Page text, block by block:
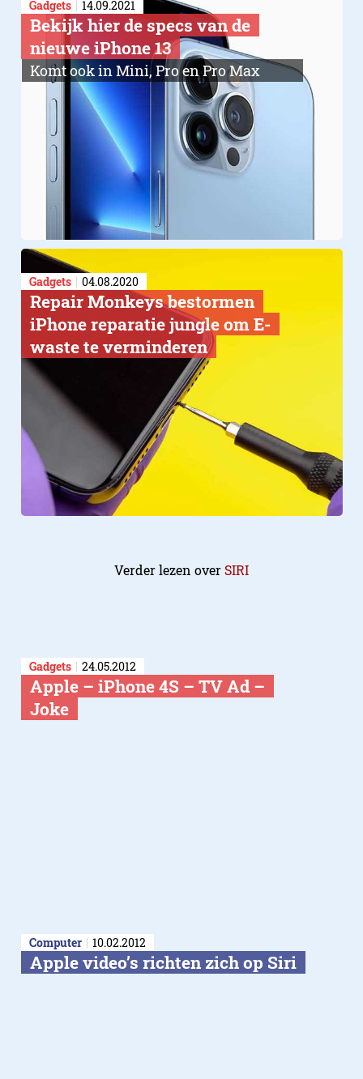
Gadgets 14.09.2021
Bekijk hier de specs van de
nieuwe iPhone 13
Komt ook in Mini, Pro en Pro Max
Gadgets 04.08.2020
​Repair Monkeys bestormen
iPhone reparatie jungle om E-
waste te verminderen
Verder lezen overSIRI
Gadgets 24.05.2012
Apple – iPhone 4S – TV Ad –
Joke
Computer 10.02.2012
Apple video’s richten zich op Siri